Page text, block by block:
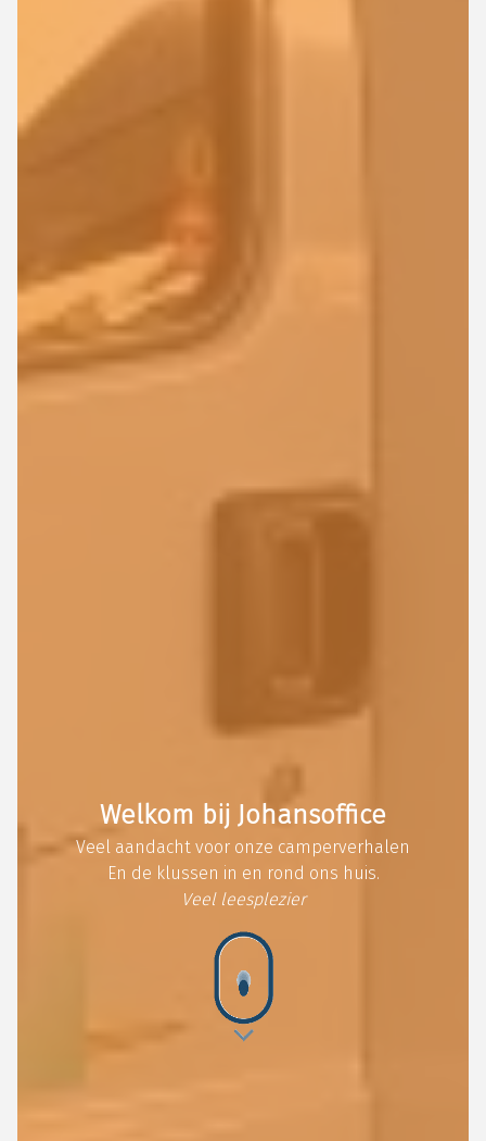
Welkom bij Johansoffice
Veel aandacht voor onze camperverhalen
En de klussen in en rond ons huis.
Veel leesplezier